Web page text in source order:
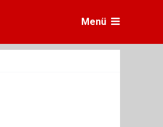
Menü